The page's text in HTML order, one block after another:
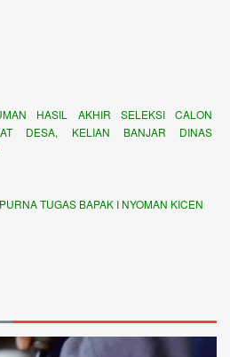
HASIL AKHIR SELEKSI CALON
DESA, KELIAN BANJAR DINAS
TUGAS BAPAK I NYOMAN KICEN